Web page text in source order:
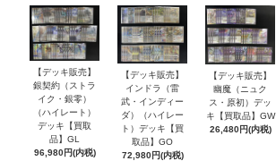
【デッキ販売】
銀契約（ストラ
イク・銀零）
（ハイレート）
デッキ【買取
品】GL
96,980円(内税)
【デッキ販売】
インドラ（雷
武・インディー
ダ）（ハイレー
ト）デッキ【買
取品】GO
72,980円(内税)
【デッキ販売】
幽魔（ニュク
ス・原初）デッ
キ【買取品】GW
26,480円(内税)